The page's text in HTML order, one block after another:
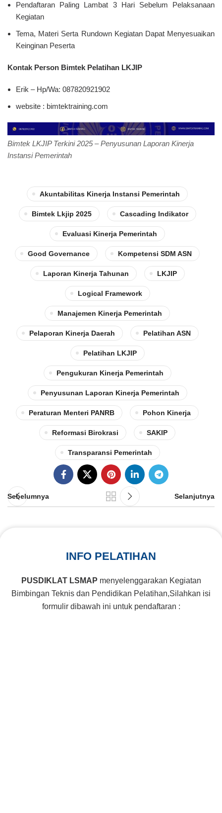
Pendaftaran Paling Lambat 3 Hari Sebelum Pelaksanaan
Kegiatan
Tema, Materi Serta Rundown Kegiatan Dapat Menyesuaikan
Keinginan Peserta
Kontak Person Bimtek Pelatihan LKJIP
Erik – Hp/Wa: 087820921902
website : bimtektraining.com
Bimtek LKJIP Terkini 2025 – Penyusunan Laporan Kinerja
Instansi Pemerintah
Akuntabilitas Kinerja Instansi Pemerintah
Bimtek Lkjip 2025 Cascading Indikator
Evaluasi Kinerja Pemerintah
Good Governance Kompetensi SDM ASN
Laporan Kinerja Tahunan LKJIP
Logical Framework
Manajemen Kinerja Pemerintah
Pelaporan Kinerja Daerah Pelatihan ASN
Pelatihan LKJIP
Pengukuran Kinerja Pemerintah
Penyusunan Laporan Kinerja Pemerintah
Peraturan Menteri PANRB Pohon Kinerja
Reformasi Birokrasi SAKIP
Transparansi Pemerintah
Sebelumnya Selanjutnya
INFO PELATIHAN
PUSDIKLAT LSMAP menyelenggarakan Kegiatan
Bimbingan Teknis dan Pendidikan Pelatihan,Silahkan isi
formulir dibawah ini untuk pendaftaran :